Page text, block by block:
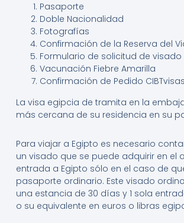
Pasaporte
Doble Nacionalidad
Fotografías
Confirmación de la Reserva del
Formulario de solicitud de visado
Vacunación Fiebre Amarilla
Confirmación de Pedido CIBTvisas
La visa egipcia de tramita en la
más cercana de su residencia en su
Para viajar a Egipto es necesario
un visado que se puede adquirir en el
entrada a Egipto sólo en el caso de
pasaporte ordinario. Este visado
una estancia de 30 días y 1 sola
o su equivalente en euros o libras